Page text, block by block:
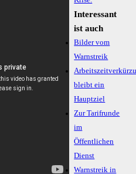
Interessant
ist auch
Bilder vom
Warnstreik
bleibt ein
Hauptziel
Zur Tarifrunde
im
Öffentlichen
Dienst
Warnstreik in